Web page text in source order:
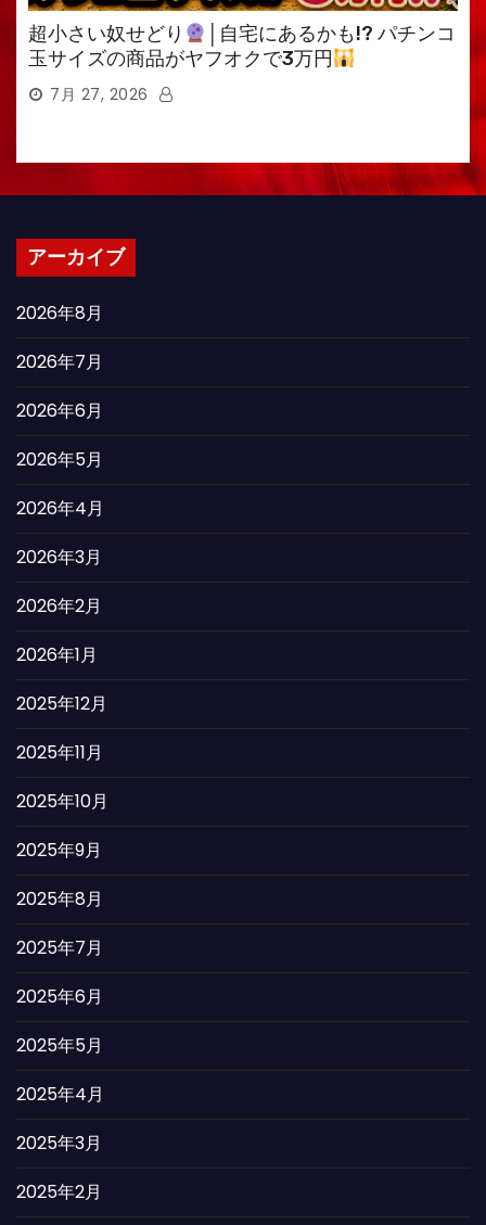
超小さい奴せどり
│自宅にあるかも!? パチンコ
玉サイズの商品がヤフオクで3万円
7月 27, 2026
アーカイブ
2026年8月
2026年7月
2026年6月
2026年5月
2026年4月
2026年3月
2026年2月
2026年1月
2025年12月
2025年11月
2025年10月
2025年9月
2025年8月
2025年7月
2025年6月
2025年5月
2025年4月
2025年3月
2025年2月